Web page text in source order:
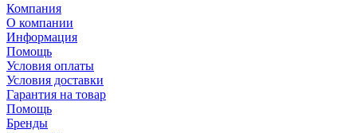
Компания
О компании
Информация
Помощь
Условия оплаты
Условия доставки
Гарантия на товар
Помощь
Бренды